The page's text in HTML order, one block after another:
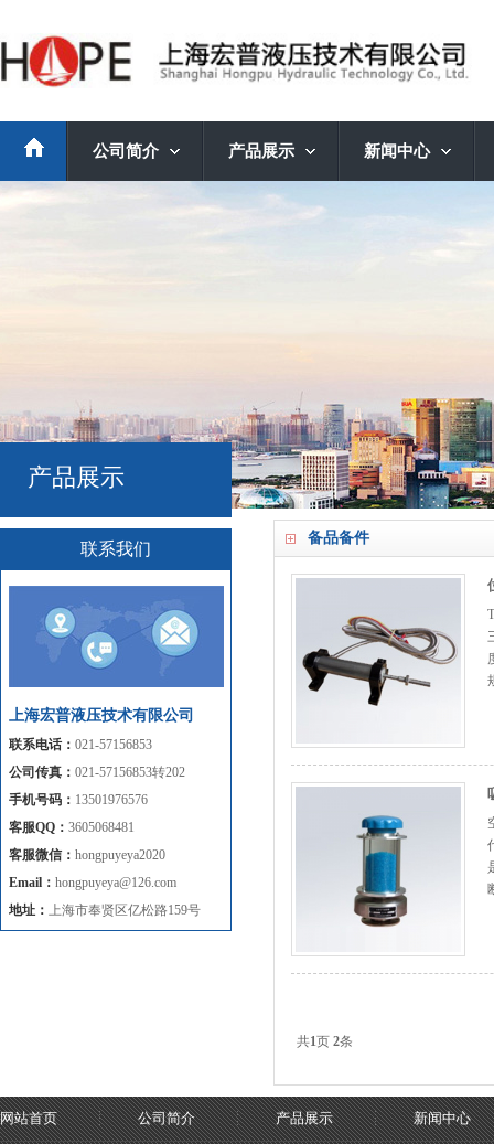
公司简介 产品展示 新闻中心
备品备件
共1页 2条
产品展示
联系我们
上海宏普液压技术有限公司
联系电话： 021-57156853
公司传真： 021-57156853转202
手机号码： 13501976576
客服QQ： 3605068481
客服微信： hongpuyeya2020
Email： hongpuyeya@126.com
地址： 上海市奉贤区亿松路159号
网站首页 公司简介 产品展示 新闻中心